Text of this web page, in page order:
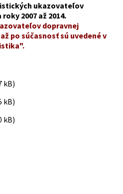
ukazovateľov
2007 až 2014.
dopravnej
po súčasnosť sú uvedené v
kB)
kB)
kB)